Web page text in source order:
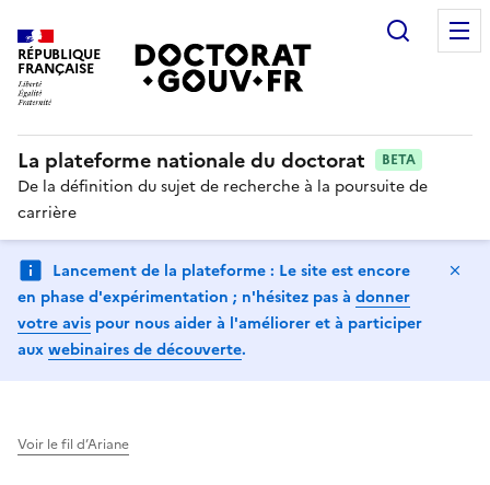
RÉPUBLIQUE
FRANÇAISE
La plateforme nationale du doctorat BETA
De la définition du sujet de recherche à la poursuite de
carrière
Lancement de la plateforme : Le site est encore
en phase d'expérimentation ; n'hésitez pas à donner
votre avis pour nous aider à l'améliorer et à participer
auxwebinaires de découverte.
Voir le fil d’Ariane